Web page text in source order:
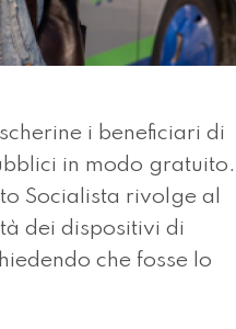
i beneficiari di
in modo gratuito.
Socialista rivolge al
dei dispositivi di
che fosse lo